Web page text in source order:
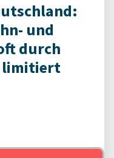
und
durch
limitiert